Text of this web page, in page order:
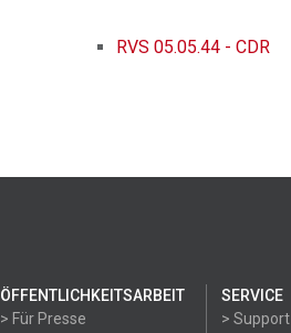
RVS 05.05.44 - CDR
ÖFFENTLICHKEITSARBEIT
> Für Presse
SERVICE
> Support